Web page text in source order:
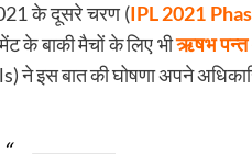
के दूसरे चरण (IPL 2021
के बाकी मैचों के लिए भीऋषभ पन्त
ने इस बात की घोषणा अपने